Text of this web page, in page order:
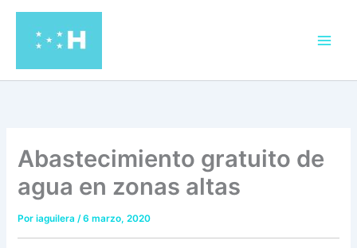
contenido
Abastecimiento gratuito de
agua en zonas altas
Poriaguilera/6 marzo, 2020